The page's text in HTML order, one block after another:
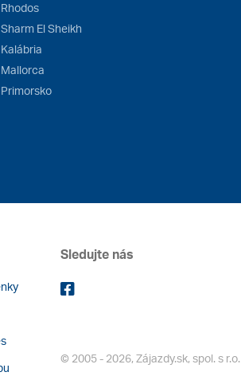
Rhodos
Sharm El Sheikh
Kalábria
Mallorca
Primorsko
Sledujte nás
© 2005 - 2026, Zájazdy.sk, spol. s r.o.